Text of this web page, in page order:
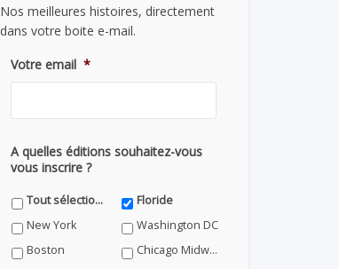
Nos meilleures histoires, directement
dans votre boite e-mail.
Votre email *
A quelles éditions souhaitez-vous
vous inscrire ?
Tout sélectionner
Floride
New York
Washington DC
Boston
Chicago Midwest